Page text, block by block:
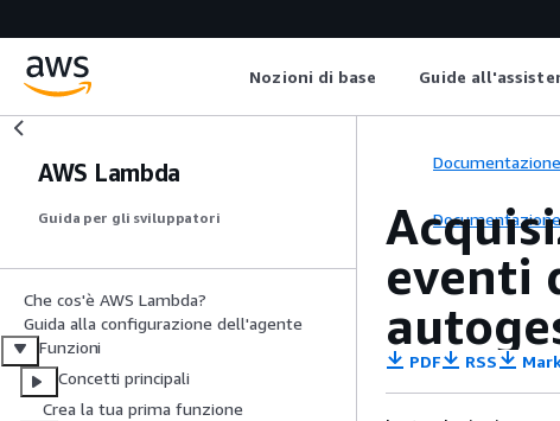
Nozioni di base Guide
AWS Lambda
Guida per gli sviluppatori
Che cos'è AWS Lambda?
Guida alla configurazione dell'agente
Funzioni
Concetti principali
Crea la tua prima funzione
Documentazione
Documentazione
eventi
PDF RSS